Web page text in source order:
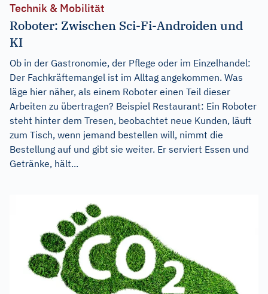
Technik & Mobilität
Roboter: Zwischen Sci-Fi-Androiden und
KI
Ob in der Gastronomie, der Pflege oder im Einzelhandel:
Der Fachkräftemangel ist im Alltag angekommen. Was
läge hier näher, als einem Roboter einen Teil dieser
Arbeiten zu übertragen? Beispiel Restaurant: Ein Roboter
steht hinter dem Tresen, beobachtet neue Kunden, läuft
zum Tisch, wenn jemand bestellen will, nimmt die
Bestellung auf und gibt sie weiter. Er serviert Essen und
Getränke, hält...